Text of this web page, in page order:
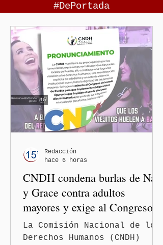
#DePortada
CNDH condena burlas de Nay
y Grace contra adultos
mayores y exige al Congreso
frenar discursos
discriminatorios
La Comisión Nacional de los
Derechos Humanos (CNDH)
Redacción
hace 6 horas